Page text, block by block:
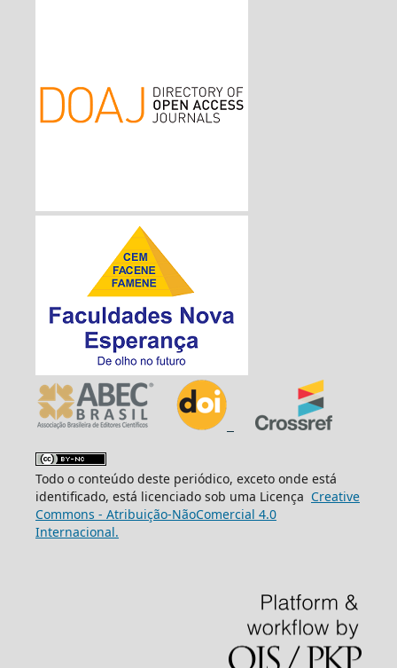
Todo o conteúdo deste periódico, exceto onde está
identificado, está licenciado sob uma Licença Creative
Commons - Atribuição-NãoComercial 4.0
Internacional.